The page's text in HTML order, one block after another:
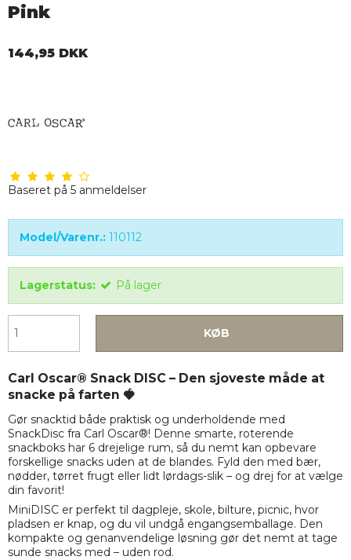
Pink
144,95 DKK
Baseret på 5 anmeldelser
Model/Varenr.: 110112
Lagerstatus: På lager
KØB
Carl Oscar® Snack DISC – Den sjoveste måde at
snacke på farten 🍓
Gør snacktid både praktisk og underholdende med
SnackDisc fra Carl Oscar®! Denne smarte, roterende
snackboks har 6 drejelige rum, så du nemt kan opbevare
forskellige snacks uden at de blandes. Fyld den med bær,
nødder, tørret frugt eller lidt lørdags-slik – og drej for at vælge
din favorit!
MiniDISC er perfekt til dagpleje, skole, bilture, picnic, hvor
pladsen er knap, og du vil undgå engangsemballage. Den
kompakte og genanvendelige løsning gør det nemt at tage
sunde snacks med – uden rod.